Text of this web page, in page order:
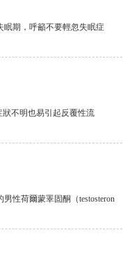
眠期，呼籲不要輕忽失眠症
不明也易引起反覆性流
性荷爾蒙睪固酮（testosteron